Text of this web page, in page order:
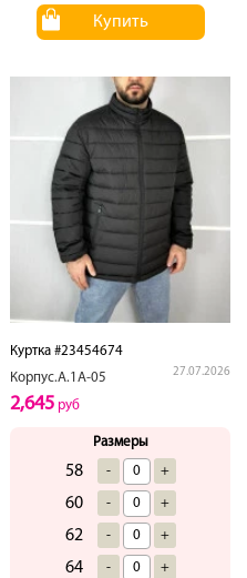
Купить
Куртка #23454674
Корпус.А.1А-05
27.07.2026
2,645 руб
Размеры
58 - +
60 - +
62 - +
64 - +